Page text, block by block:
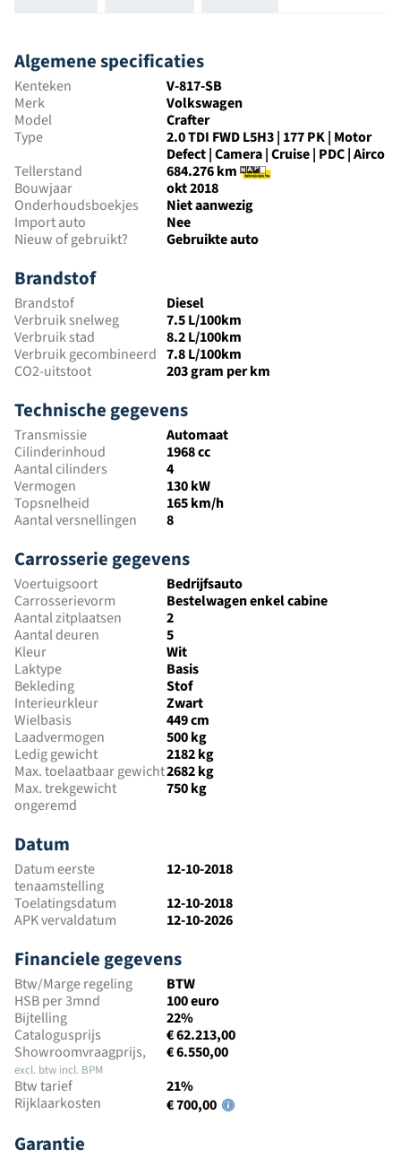
Algemene specificaties
Kenteken
V-817-SB
Merk
Volkswagen
Model
Crafter
Type
2.0 TDI FWD L5H3 | 177 PK | Motor
Defect | Camera | Cruise | PDC | Airco
Tellerstand
684.276 km
Bouwjaar
okt 2018
Onderhoudsboekjes
Niet aanwezig
Import auto
Nee
Nieuw of gebruikt?
Gebruikte auto
Brandstof
Brandstof
Diesel
Verbruik snelweg
7.5 L/100km
Verbruik stad
8.2 L/100km
Verbruik gecombineerd 7.8 L/100km
CO2-uitstoot
203 gram per km
Technische gegevens
Transmissie
Automaat
Cilinderinhoud
1968 cc
Aantal cilinders
4
Vermogen
130 kW
Topsnelheid
165 km/h
Aantal versnellingen
8
Carrosserie gegevens
Voertuigsoort
Bedrijfsauto
Carrosserievorm
Bestelwagen enkel cabine
Aantal zitplaatsen
2
Aantal deuren
5
Kleur
Wit
Laktype
Basis
Bekleding
Stof
Interieurkleur
Zwart
Wielbasis
449 cm
Laadvermogen
500 kg
Ledig gewicht
2182 kg
Max. toelaatbaar gewicht2682 kg
Max. trekgewicht
ongeremd
750 kg
Datum
Datum eerste
tenaamstelling
12-10-2018
Toelatingsdatum
12-10-2018
APK vervaldatum
12-10-2026
Financiele gegevens
Btw/Marge regeling
BTW
HSB per 3mnd
100 euro
Bijtelling
22%
Catalogusprijs
€ 62.213,00
Showroomvraagprijs,
excl. btw incl. BPM
€ 6.550,00
Btw tarief
21%
Rijklaarkosten
€ 700,00
Garantie